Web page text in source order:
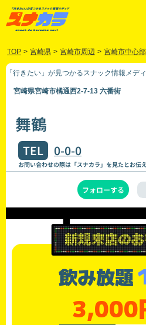
TOP > 宮崎県 > 宮崎市周辺 > 宮崎市中心部
「行きたい」が見つかるスナック情報メデ
宮崎県宮崎市橘通西2-7-13 六番街
舞鶴
TEL 0-0-0
お問い合わせの際は「スナカラ」を見たとお伝
フォローする
飲み放題
3,000